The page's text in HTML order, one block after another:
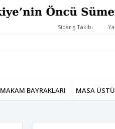
Sipariş Takibi
MAKAM BAYRAKLARI MASA ÜSTÜ